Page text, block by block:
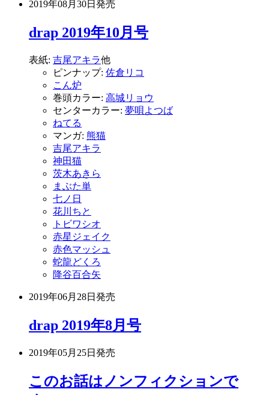
2019年08月30日 発売
drap 2019年10月号
表紙: 吉尾アキラ他
ピンナップ: 佐倉リコ
こん炉
巻頭カラー: 高城リョウ
センターカラー: 夢唄よつば
ねてる
マンガ: 熊猫
吉尾アキラ
神田猫
茨木あきら
まぶた単
七ノ日
花川ちと
トビワシオ
赤星ジェイク
赤色マッシュ
蛇龍どくろ
降谷百合矢
2019年06月28日 発売
drap 2019年8月号
2019年05月25日 発売
このお話はノンフィクションで